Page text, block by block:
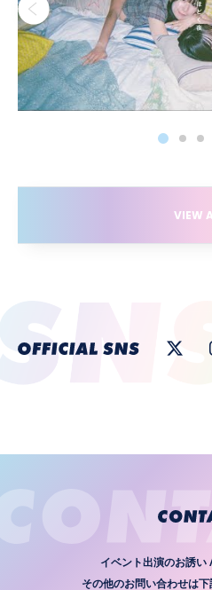
VIEW
イベント出演のお誘
その他のお問い合わせは下